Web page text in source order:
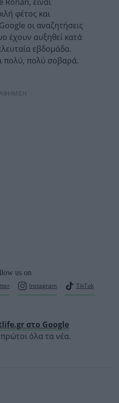
φέτος και
οι αναζητήσεις
έχουν αυξηθεί κατά
εβδομάδα.
πολύ, πολύ σοβαρά.
us on
Instagram TikTok
στο Google
όλα τα νέα.